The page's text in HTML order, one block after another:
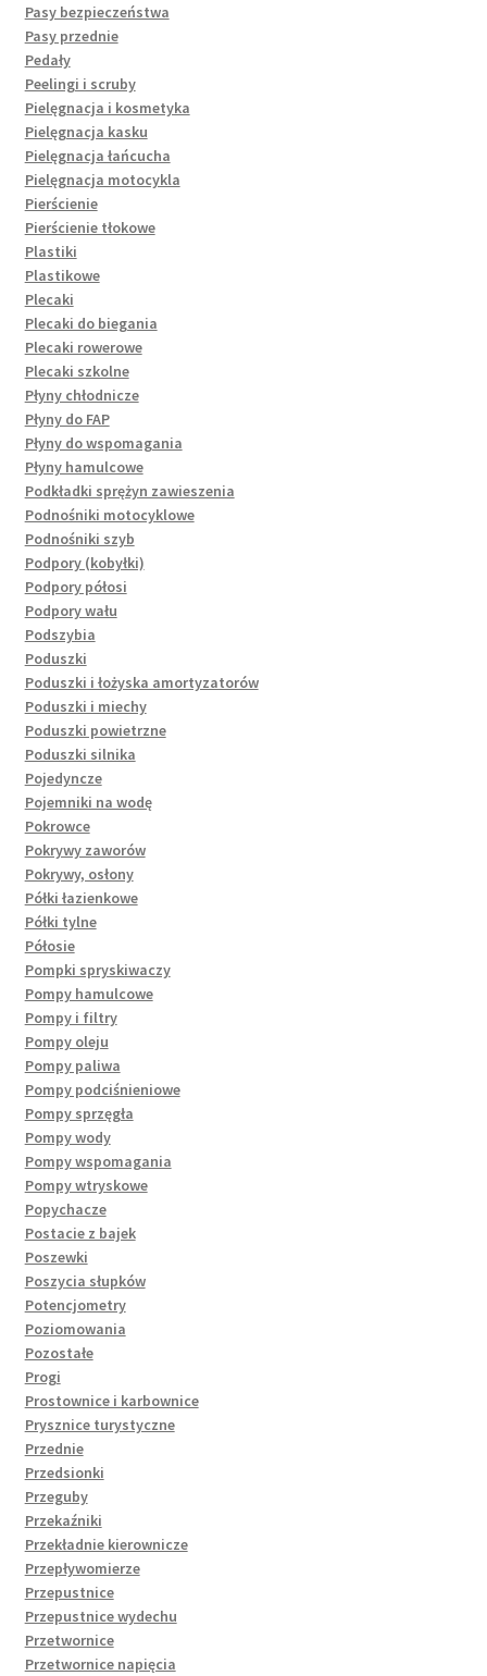
Pasy bezpieczeństwa
Pasy przednie
Pedały
Peelingi i scruby
Pielęgnacja i kosmetyka
Pielęgnacja kasku
Pielęgnacja łańcucha
Pielęgnacja motocykla
Pierścienie
Pierścienie tłokowe
Plastiki
Plastikowe
Plecaki
Plecaki do biegania
Plecaki rowerowe
Plecaki szkolne
Płyny chłodnicze
Płyny do FAP
Płyny do wspomagania
Płyny hamulcowe
Podkładki sprężyn zawieszenia
Podnośniki motocyklowe
Podnośniki szyb
Podpory (kobyłki)
Podpory półosi
Podpory wału
Podszybia
Poduszki
Poduszki i łożyska amortyzatorów
Poduszki i miechy
Poduszki powietrzne
Poduszki silnika
Pojedyncze
Pojemniki na wodę
Pokrowce
Pokrywy zaworów
Pokrywy, osłony
Półki łazienkowe
Półki tylne
Półosie
Pompki spryskiwaczy
Pompy hamulcowe
Pompy i filtry
Pompy oleju
Pompy paliwa
Pompy podciśnieniowe
Pompy sprzęgła
Pompy wody
Pompy wspomagania
Pompy wtryskowe
Popychacze
Postacie z bajek
Poszewki
Poszycia słupków
Potencjometry
Poziomowania
Pozostałe
Progi
Prostownice i karbownice
Prysznice turystyczne
Przednie
Przedsionki
Przeguby
Przekaźniki
Przekładnie kierownicze
Przepływomierze
Przepustnice
Przepustnice wydechu
Przetwornice
Przetwornice napięcia